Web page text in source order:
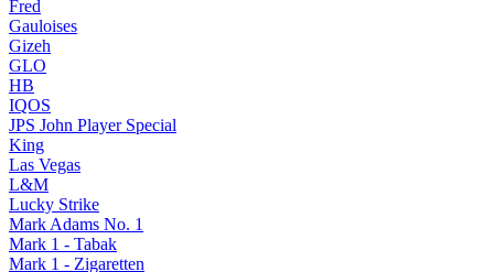
Fred
Gauloises
Gizeh
GLO
HB
IQOS
JPS John Player Special
King
Las Vegas
L&M
Lucky Strike
Mark Adams No. 1
Mark 1 - Tabak
Mark 1 - Zigaretten